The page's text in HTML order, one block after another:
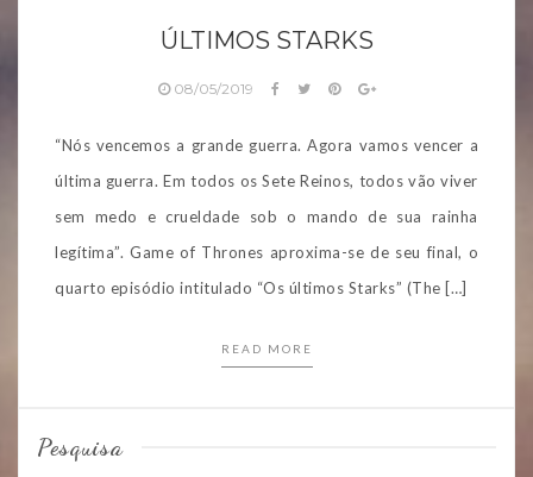
ÚLTIMOS STARKS
08/05/2019
“Nós vencemos a grande guerra. Agora vamos vencer a
última guerra. Em todos os Sete Reinos, todos vão viver
sem medo e crueldade sob o mando de sua rainha
legítima”. Game of Thrones aproxima-se de seu final, o
quarto episódio intitulado “Os últimos Starks” (The […]
READ MORE
Pesquisa